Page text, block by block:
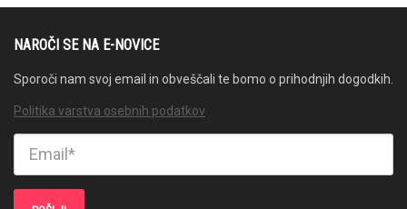
NAROČI SE NA E-NOVICE
Sporoči nam svoj email in obveščali te bomo o prihodnjih dogodkih.
Politika varstva osebnih podatkov